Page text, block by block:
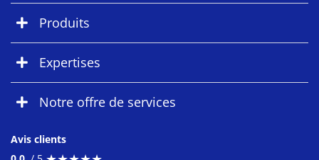
Produits
Expertises
Notre offre de services
Avis clients
★★★★★
★★★★★